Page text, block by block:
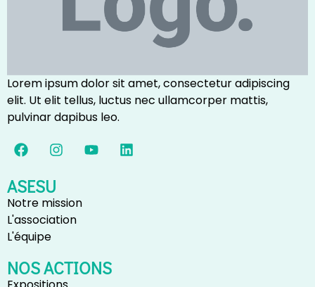
Lorem ipsum dolor sit amet, consectetur adipiscing
elit. Ut elit tellus, luctus nec ullamcorper mattis,
pulvinar dapibus leo.
ASESU
Notre mission
L'association
L'équipe
NOS ACTIONS